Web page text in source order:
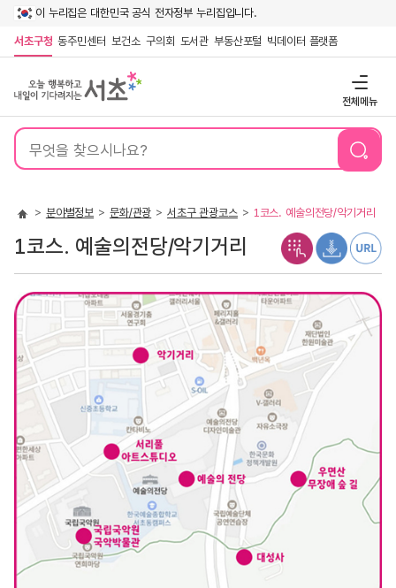
이 누리집은 대한민국 공식 전자정부 누리집입니다.
서초구청 동주민센터 보건소 구의회 도서관 부동산포털 빅데이터 플랫폼
전체메뉴
통
검
분야별정보 문화/관광 서초구 관광코스 1코스. 예술의전당/악기거리
1코스. 예술의전당/악기거리